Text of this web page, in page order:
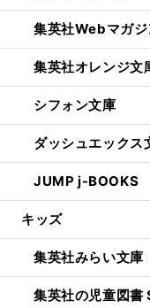
集英社Webマガジ
集英社オレンジ文
シフォン文庫
ダッシュエックス
JUMP j-BOOKS
キッズ
集英社みらい文庫
集英社の児童図